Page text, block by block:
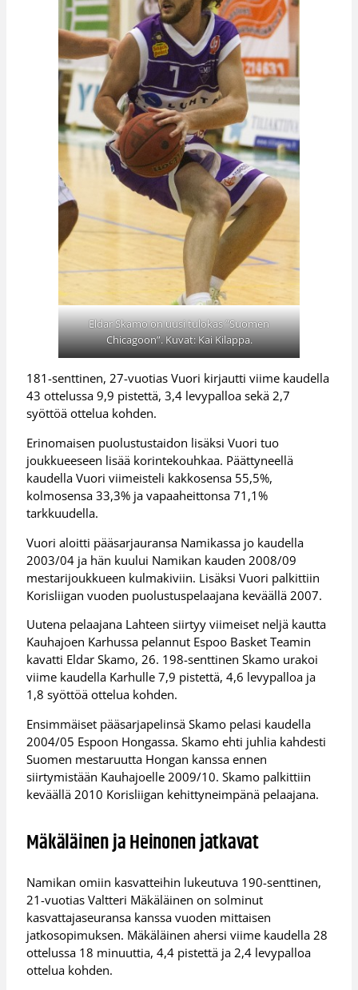
Eldar Skamo on uusi tulokas ”Suomen
Chicagoon”. Kuvat: Kai Kilappa.
181-senttinen, 27-vuotias Vuori kirjautti viime kaudella
43 ottelussa 9,9 pistettä, 3,4 levypalloa sekä 2,7
syöttöä ottelua kohden.
Erinomaisen puolustustaidon lisäksi Vuori tuo
joukkueeseen lisää korintekouhkaa. Päättyneellä
kaudella Vuori viimeisteli kakkosensa 55,5%,
kolmosensa 33,3% ja vapaaheittonsa 71,1%
tarkkuudella.
Vuori aloitti pääsarjauransa Namikassa jo kaudella
2003/04 ja hän kuului Namikan kauden 2008/09
mestarijoukkueen kulmakiviin. Lisäksi Vuori palkittiin
Korisliigan vuoden puolustuspelaajana keväällä 2007.
Uutena pelaajana Lahteen siirtyy viimeiset neljä kautta
Kauhajoen Karhussa pelannut Espoo Basket Teamin
kavatti Eldar Skamo, 26. 198-senttinen Skamo urakoi
viime kaudella Karhulle 7,9 pistettä, 4,6 levypalloa ja
1,8 syöttöä ottelua kohden.
Ensimmäiset pääsarjapelinsä Skamo pelasi kaudella
2004/05 Espoon Hongassa. Skamo ehti juhlia kahdesti
Suomen mestaruutta Hongan kanssa ennen
siirtymistään Kauhajoelle 2009/10. Skamo palkittiin
keväällä 2010 Korisliigan kehittyneimpänä pelaajana.
Mäkäläinen ja Heinonen jatkavat
Namikan omiin kasvatteihin lukeutuva 190-senttinen,
21-vuotias Valtteri Mäkäläinen on solminut
kasvattajaseuransa kanssa vuoden mittaisen
jatkosopimuksen. Mäkäläinen ahersi viime kaudella 28
ottelussa 18 minuuttia, 4,4 pistettä ja 2,4 levypalloa
ottelua kohden.